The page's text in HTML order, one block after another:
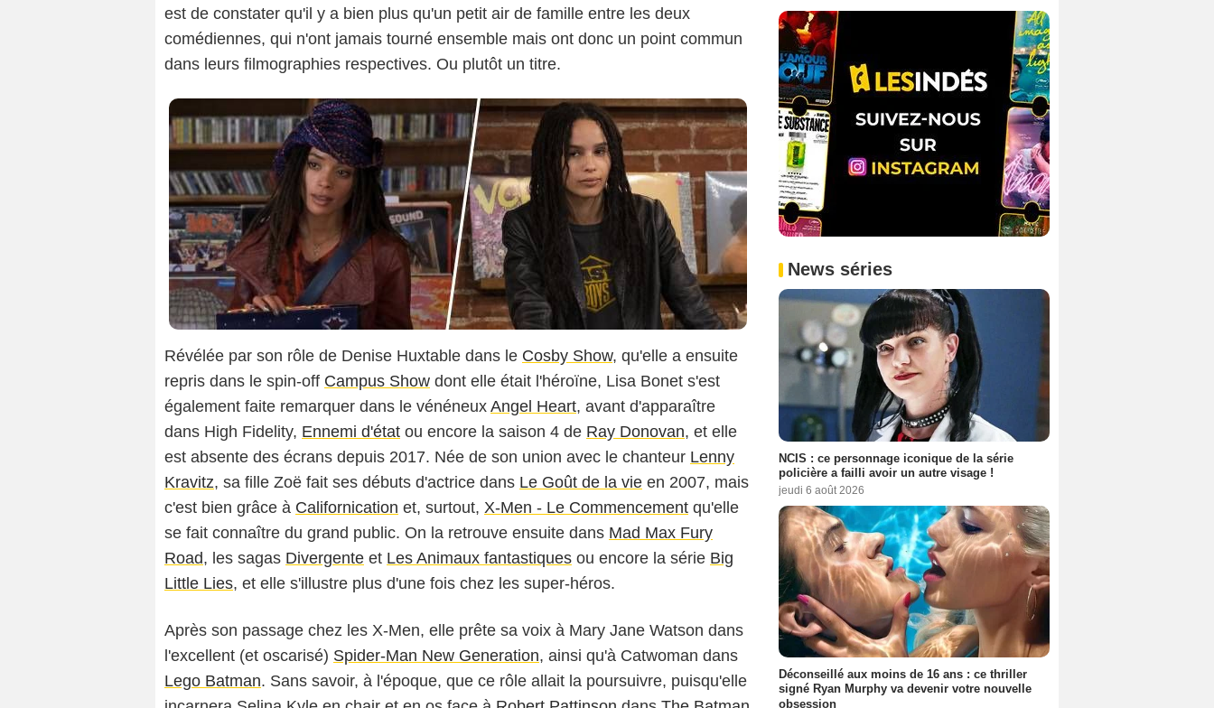
est de constater qu'il y a bien plus qu'un petit air de famille entre les deux
comédiennes, qui n'ont jamais tourné ensemble mais ont donc un point commun
dans leurs filmographies respectives. Ou plutôt un titre.
Révélée par son rôle de Denise Huxtable dans le Cosby Show, qu'elle a ensuite
repris dans le spin-off Campus Show dont elle était l'héroïne, Lisa Bonet s'est
également faite remarquer dans le vénéneux Angel Heart, avant d'apparaître
dans High Fidelity, Ennemi d'état ou encore la saison 4 de Ray Donovan, et elle
est absente des écrans depuis 2017. Née de son union avec le chanteur Lenny
Kravitz, sa fille Zoë fait ses débuts d'actrice dans Le Goût de la vie en 2007, mais
c'est bien grâce à Californication et, surtout, X-Men - Le Commencement qu'elle
se fait connaître du grand public. On la retrouve ensuite dans Mad Max Fury
Road, les sagas Divergente et Les Animaux fantastiques ou encore la série Big
Little Lies, et elle s'illustre plus d'une fois chez les super-héros.
Après son passage chez les X-Men, elle prête sa voix à Mary Jane Watson dans
l'excellent (et oscarisé) Spider-Man New Generation, ainsi qu'à Catwoman dans
Lego Batman. Sans savoir, à l'époque, que ce rôle allait la poursuivre, puisqu'elle
News séries
NCIS : ce personnage iconique de la série
policière a failli avoir un autre visage !
jeudi 6 août 2026
Déconseillé aux moins de 16 ans : ce thriller
signé Ryan Murphy va devenir votre nouvelle
obsession